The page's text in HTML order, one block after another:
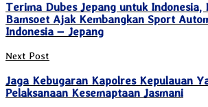
Terima Dubes Jepang untuk Indonesia,
Bamsoet Ajak Kembangkan Sport
Indonesia – Jepang
Next Post
Jaga Kebugaran Kapolres Kepulauan
Pelaksanaan Kesemaptaan Jasmani